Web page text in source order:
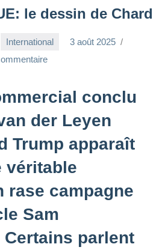
le dessin de Chard
International
3 août 2025
conclu
der Leyen
Trump apparaît
véritable
rase campagne
Sam
parlent